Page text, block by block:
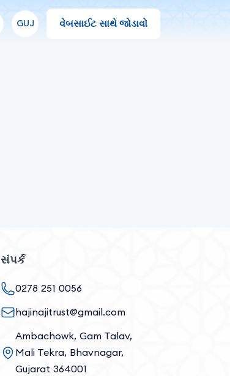
GUJ વેબસાઈટ સાથે જોડાવો
સંપર્ક
0278 251 0056
hajinajitrust@gmail.com
Ambachowk, Gam Talav,
Mali Tekra, Bhavnagar,
Gujarat 364001